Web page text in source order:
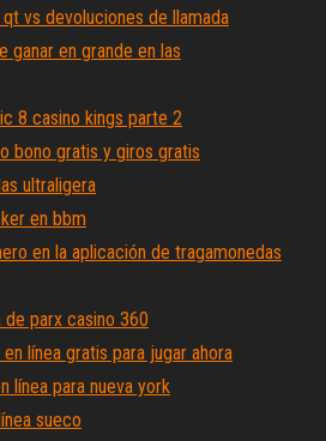
qt vs devoluciones de llamada
ganar en grande en las
8 casino kings parte 2
bono gratis y giros gratis
ultraligera
en bbm
en la aplicación de tragamonedas
de parx casino 360
línea gratis para jugar ahora
línea para nueva york
sueco